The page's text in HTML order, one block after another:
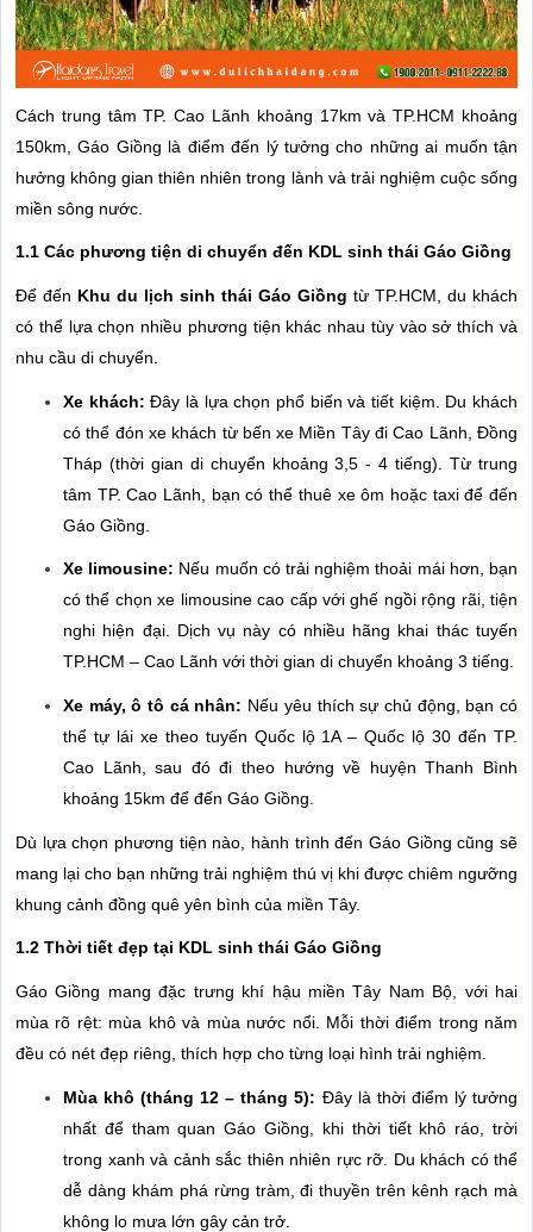
Cách trung tâm TP. Cao Lãnh khoảng 17km và TP.HCM khoảng
150km, Gáo Giồng là điểm đến lý tưởng cho những ai muốn tận
hưởng không gian thiên nhiên trong lành và trải nghiệm cuộc sống
miền sông nước.
1.1 Các phương tiện di chuyển đến KDL sinh thái Gáo Giồng
Để đến Khu du lịch sinh thái Gáo Giồng từ TP.HCM, du khách
có thể lựa chọn nhiều phương tiện khác nhau tùy vào sở thích và
nhu cầu di chuyển.
Xe khách: Đây là lựa chọn phổ biến và tiết kiệm. Du khách
có thể đón xe khách từ bến xe Miền Tây đi Cao Lãnh, Đồng
Tháp (thời gian di chuyển khoảng 3,5 - 4 tiếng). Từ trung
tâm TP. Cao Lãnh, bạn có thể thuê xe ôm hoặc taxi để đến
Gáo Giồng.
Xe limousine: Nếu muốn có trải nghiệm thoải mái hơn, bạn
có thể chọn xe limousine cao cấp với ghế ngồi rộng rãi, tiện
nghi hiện đại. Dịch vụ này có nhiều hãng khai thác tuyến
TP.HCM – Cao Lãnh với thời gian di chuyển khoảng 3 tiếng.
Xe máy, ô tô cá nhân: Nếu yêu thích sự chủ động, bạn có
thể tự lái xe theo tuyến Quốc lộ 1A – Quốc lộ 30 đến TP.
Cao Lãnh, sau đó đi theo hướng về huyện Thanh Bình
khoảng 15km để đến Gáo Giồng.
Dù lựa chọn phương tiện nào, hành trình đến Gáo Giồng cũng sẽ
mang lại cho bạn những trải nghiệm thú vị khi được chiêm ngưỡng
khung cảnh đồng quê yên bình của miền Tây.
1.2 Thời tiết đẹp tại KDL sinh thái Gáo Giồng
Gáo Giồng mang đặc trưng khí hậu miền Tây Nam Bộ, với hai
mùa rõ rệt: mùa khô và mùa nước nổi. Mỗi thời điểm trong năm
đều có nét đẹp riêng, thích hợp cho từng loại hình trải nghiệm.
Mùa khô (tháng 12 – tháng 5): Đây là thời điểm lý tưởng
nhất để tham quan Gáo Giồng, khi thời tiết khô ráo, trời
trong xanh và cảnh sắc thiên nhiên rực rỡ. Du khách có thể
dễ dàng khám phá rừng tràm, đi thuyền trên kênh rạch mà
không lo mưa lớn gây cản trở.